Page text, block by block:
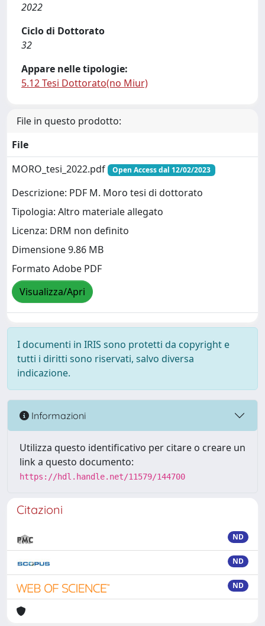
2022
Ciclo di Dottorato
32
Appare nelle tipologie:
5.12 Tesi Dottorato(no Miur)
File in questo prodotto:
File
MORO_tesi_2022.pdf
Open Access dal 12/02/2023
Descrizione: PDF M. Moro tesi di dottorato
Tipologia: Altro materiale allegato
Licenza: DRM non definito
Dimensione 9.86 MB
Formato Adobe PDF
Visualizza/Apri
I documenti in IRIS sono protetti da copyright e
tutti i diritti sono riservati, salvo diversa
indicazione.
Informazioni
Utilizza questo identificativo per citare o creare un
link a questo documento:
https://hdl.handle.net/11579/144700
Citazioni
ND
ND
ND